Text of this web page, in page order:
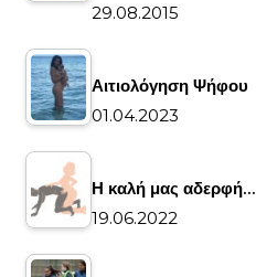
29.08.2015
Αιτιολόγηση Ψήφου
01.04.2023
Η καλή μας αδερφή…
19.06.2022